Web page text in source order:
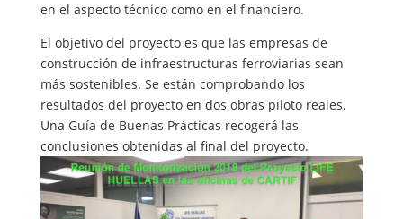
en el aspecto técnico como en el financiero.
El objetivo del proyecto es que las empresas de
construcción de infraestructuras ferroviarias sean
más sostenibles. Se están comprobando los
resultados del proyecto en dos obras piloto reales.
Una Guía de Buenas Prácticas recogerá las
conclusiones obtenidas al final del proyecto.